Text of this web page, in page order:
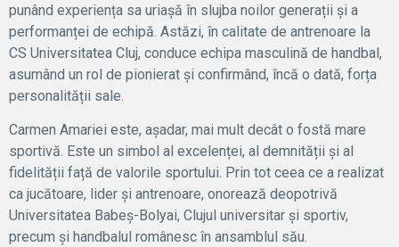
punând experiența sa uriașă în slujba noilor generații și a
performanței de echipă. Astăzi, în calitate de antrenoare la
CS Universitatea Cluj, conduce echipa masculină de handbal,
asumând un rol de pionierat și confirmând, încă o dată, forța
personalității sale.
Carmen Amariei este, așadar, mai mult decât o fostă mare
sportivă. Este un simbol al excelenței, al demnității și al
fidelității față de valorile sportului. Prin tot ceea ce a realizat
ca jucătoare, lider și antrenoare, onorează deopotrivă
Universitatea Babeș-Bolyai, Clujul universitar și sportiv,
precum și handbalul românesc în ansamblul său.